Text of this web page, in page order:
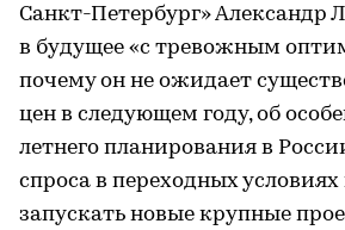
Санкт-Петербург» Александр
в будущее «с тревожным
почему он не ожидает
цен в следующем году, об
летнего планирования в
спроса в переходных условиях
запускать новые крупные